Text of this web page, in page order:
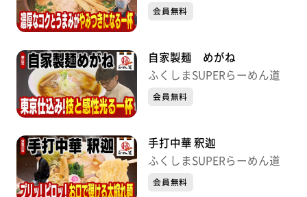
会員無料
自家製麺 めがね
ふくしまSUPERらーめん道
会員無料
手打中華 釈迦
ふくしまSUPERらーめん道
会員無料